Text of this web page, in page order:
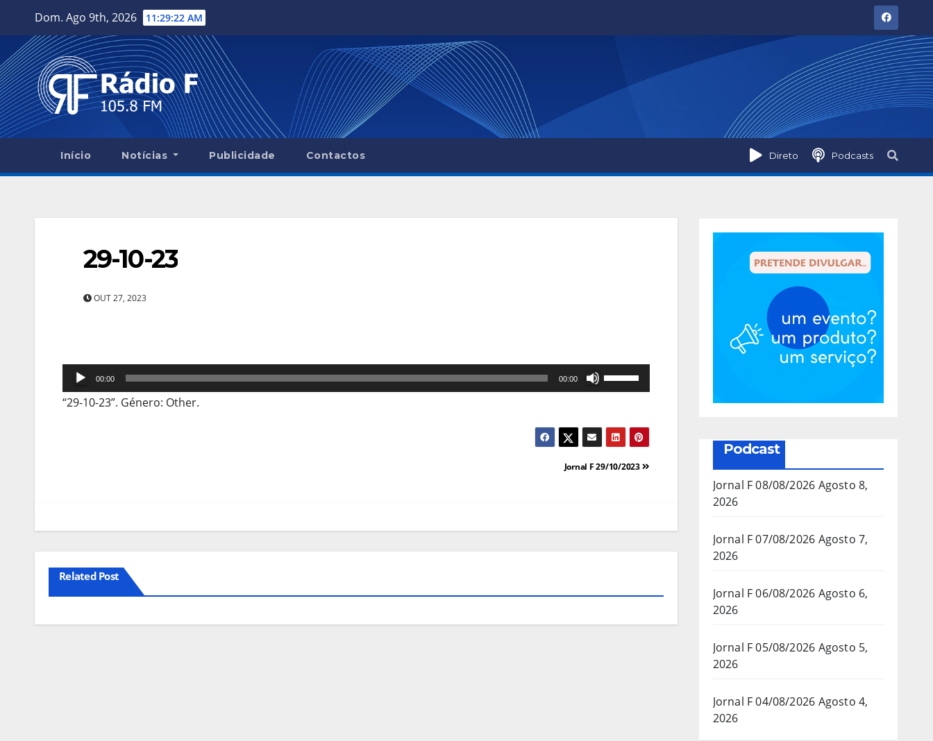
content
Dom. Ago 9th, 2026 11:29:23 AM
Direto Podcasts
Início Notícias Publicidade Contactos
29-10-23
OUT 27, 2023
Reprodutor
de
00:00 00:00
Use
as
cima/baixo
“29-10-23”. Género: Other.
Jornal F 29/10/2023
Related Post
Podcast
Jornal F 08/08/2026 Agosto 8,
2026
Jornal F 07/08/2026 Agosto 7,
2026
Jornal F 06/08/2026 Agosto 6,
2026
Jornal F 05/08/2026 Agosto 5,
2026
Jornal F 04/08/2026 Agosto 4,
2026